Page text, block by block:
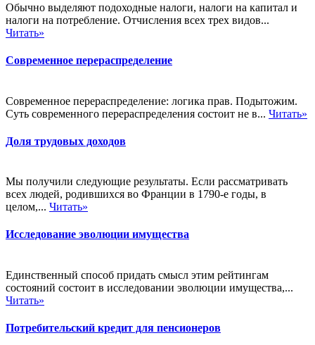
Обычно выделяют подоходные налоги, налоги на капитал и
налоги на потребление. Отчисления всех трех видов...
Читать»
Современное перераспределение
Современное перераспределение: логика прав. Подытожим.
Суть современного перераспределения состоит не в... Читать»
Доля трудовых доходов
Мы получили следующие результаты. Если рассматривать
всех людей, родившихся во Франции в 1790-е годы, в
целом,... Читать»
Исследование эволюции имущества
Единственный способ придать смысл этим рейтингам
состояний состоит в исследовании эволюции имущества,...
Читать»
Потребительский кредит для пенсионеров